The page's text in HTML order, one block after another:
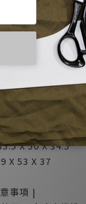
部鬆緊設計穿脫方
側插式口袋可放
灣設計少量製作
|
縲縈 Rayon
寸 (平放測量cm) |
X 臀寬 X 褲長
X 50 X 34.5
X 53 X 37
事項 |